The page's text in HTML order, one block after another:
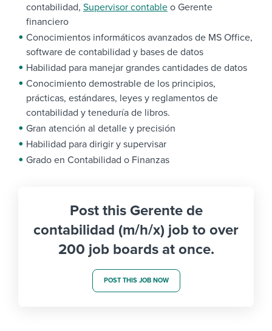
contabilidad, Supervisor contable o Gerente
financiero
Conocimientos informáticos avanzados de MS Office,
software de contabilidad y bases de datos
Habilidad para manejar grandes cantidades de datos
Conocimiento demostrable de los principios,
prácticas, estándares, leyes y reglamentos de
contabilidad y teneduría de libros.
Gran atención al detalle y precisión
Habilidad para dirigir y supervisar
Grado en Contabilidad o Finanzas
Post this Gerente de
contabilidad (m/h/x) job to over
200 job boards at once.
POST THIS JOB NOW